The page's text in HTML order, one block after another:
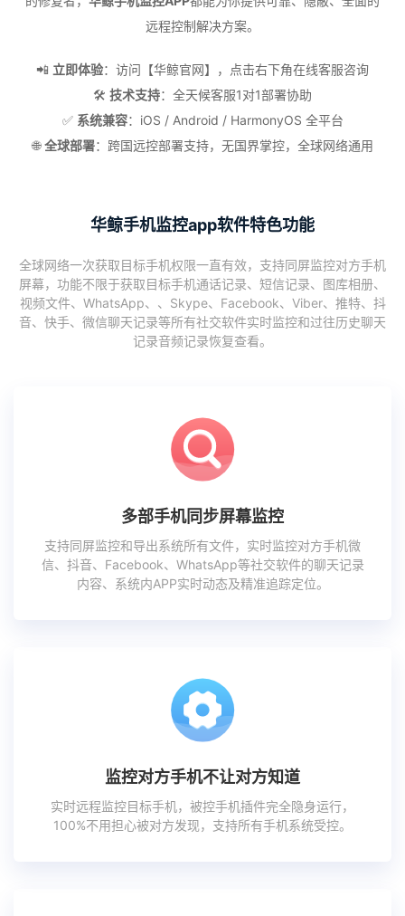
远程控制解决方案。
📲 立即体验：访问【华鲸官网】，点击右下角在线客服咨询
🛠️ 技术支持：全天候客服1对1部署协助
✅ 系统兼容：iOS / Android / HarmonyOS 全平台
🌐全球部署：跨国远控部署支持，无国界掌控，全球网络通用
华鲸手机监控app软件特色功能
全球网络一次获取目标手机权限一直有效，支持同屏监控对方手机
屏幕，功能不限于获取目标手机通话记录、短信记录、图库相册、
视频文件、WhatsApp、、Skype、Facebook、Viber、推特、抖
音、快手、微信聊天记录等所有社交软件实时监控和过往历史聊天
记录音频记录恢复查看。
多部手机同步屏幕监控
支持同屏监控和导出系统所有文件，实时监控对方手机微
信、抖音、Facebook、WhatsApp等社交软件的聊天记录
内容、系统内APP实时动态及精准追踪定位。
监控对方手机不让对方知道
实时远程监控目标手机，被控手机插件完全隐身运行，
100%不用担心被对方发现，支持所有手机系统受控。